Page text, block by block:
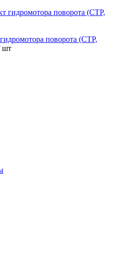
поворота (CTP,
шт